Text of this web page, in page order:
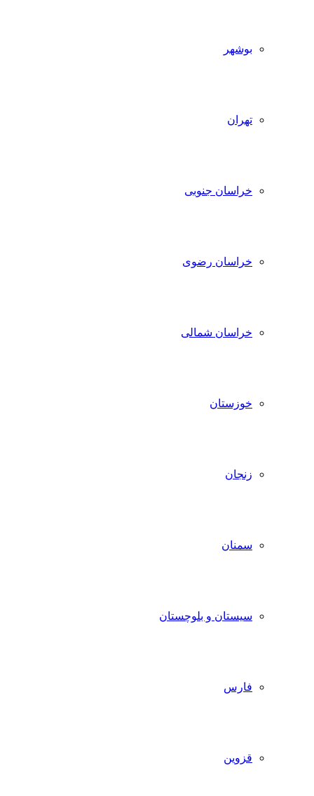
بوشهر
تهران
خراسان جنوبی
خراسان رضوی
خراسان شمالی
خوزستان
زنجان
سمنان
سیستان و بلوچستان
فارس
قزوین